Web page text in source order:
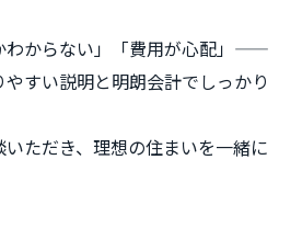
わからない」「費用が心配」——
すい説明と明朗会計でしっかり
ただき、理想の住まいを一緒に